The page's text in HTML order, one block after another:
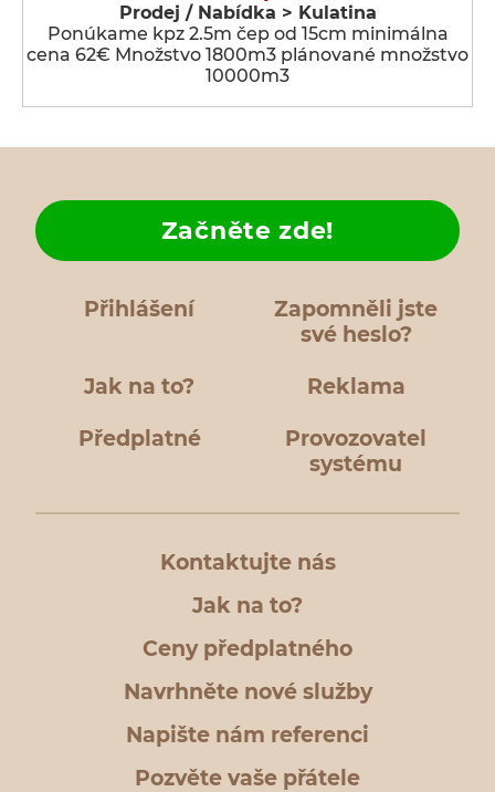
Prodej / Nabídka > Kulatina
Ponúkame kpz 2.5m čep od 15cm minimálna
cena 62€ Množstvo 1800m3 plánované množstvo
10000m3
Přihlášení
Zapomněli jste
své heslo?
Jak na to?
Začněte zde!
Reklama
Předplatné
Provozovatel
systému
Kontaktujte nás
Jak na to?
Ceny předplatného
Navrhněte nové služby
Napište nám referenci
Pozvěte vaše přátele